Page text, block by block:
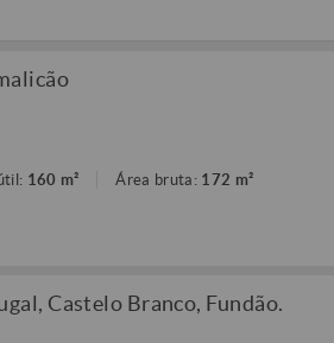
160 m² Área bruta: 172 m²
Castelo Branco, Fundão.